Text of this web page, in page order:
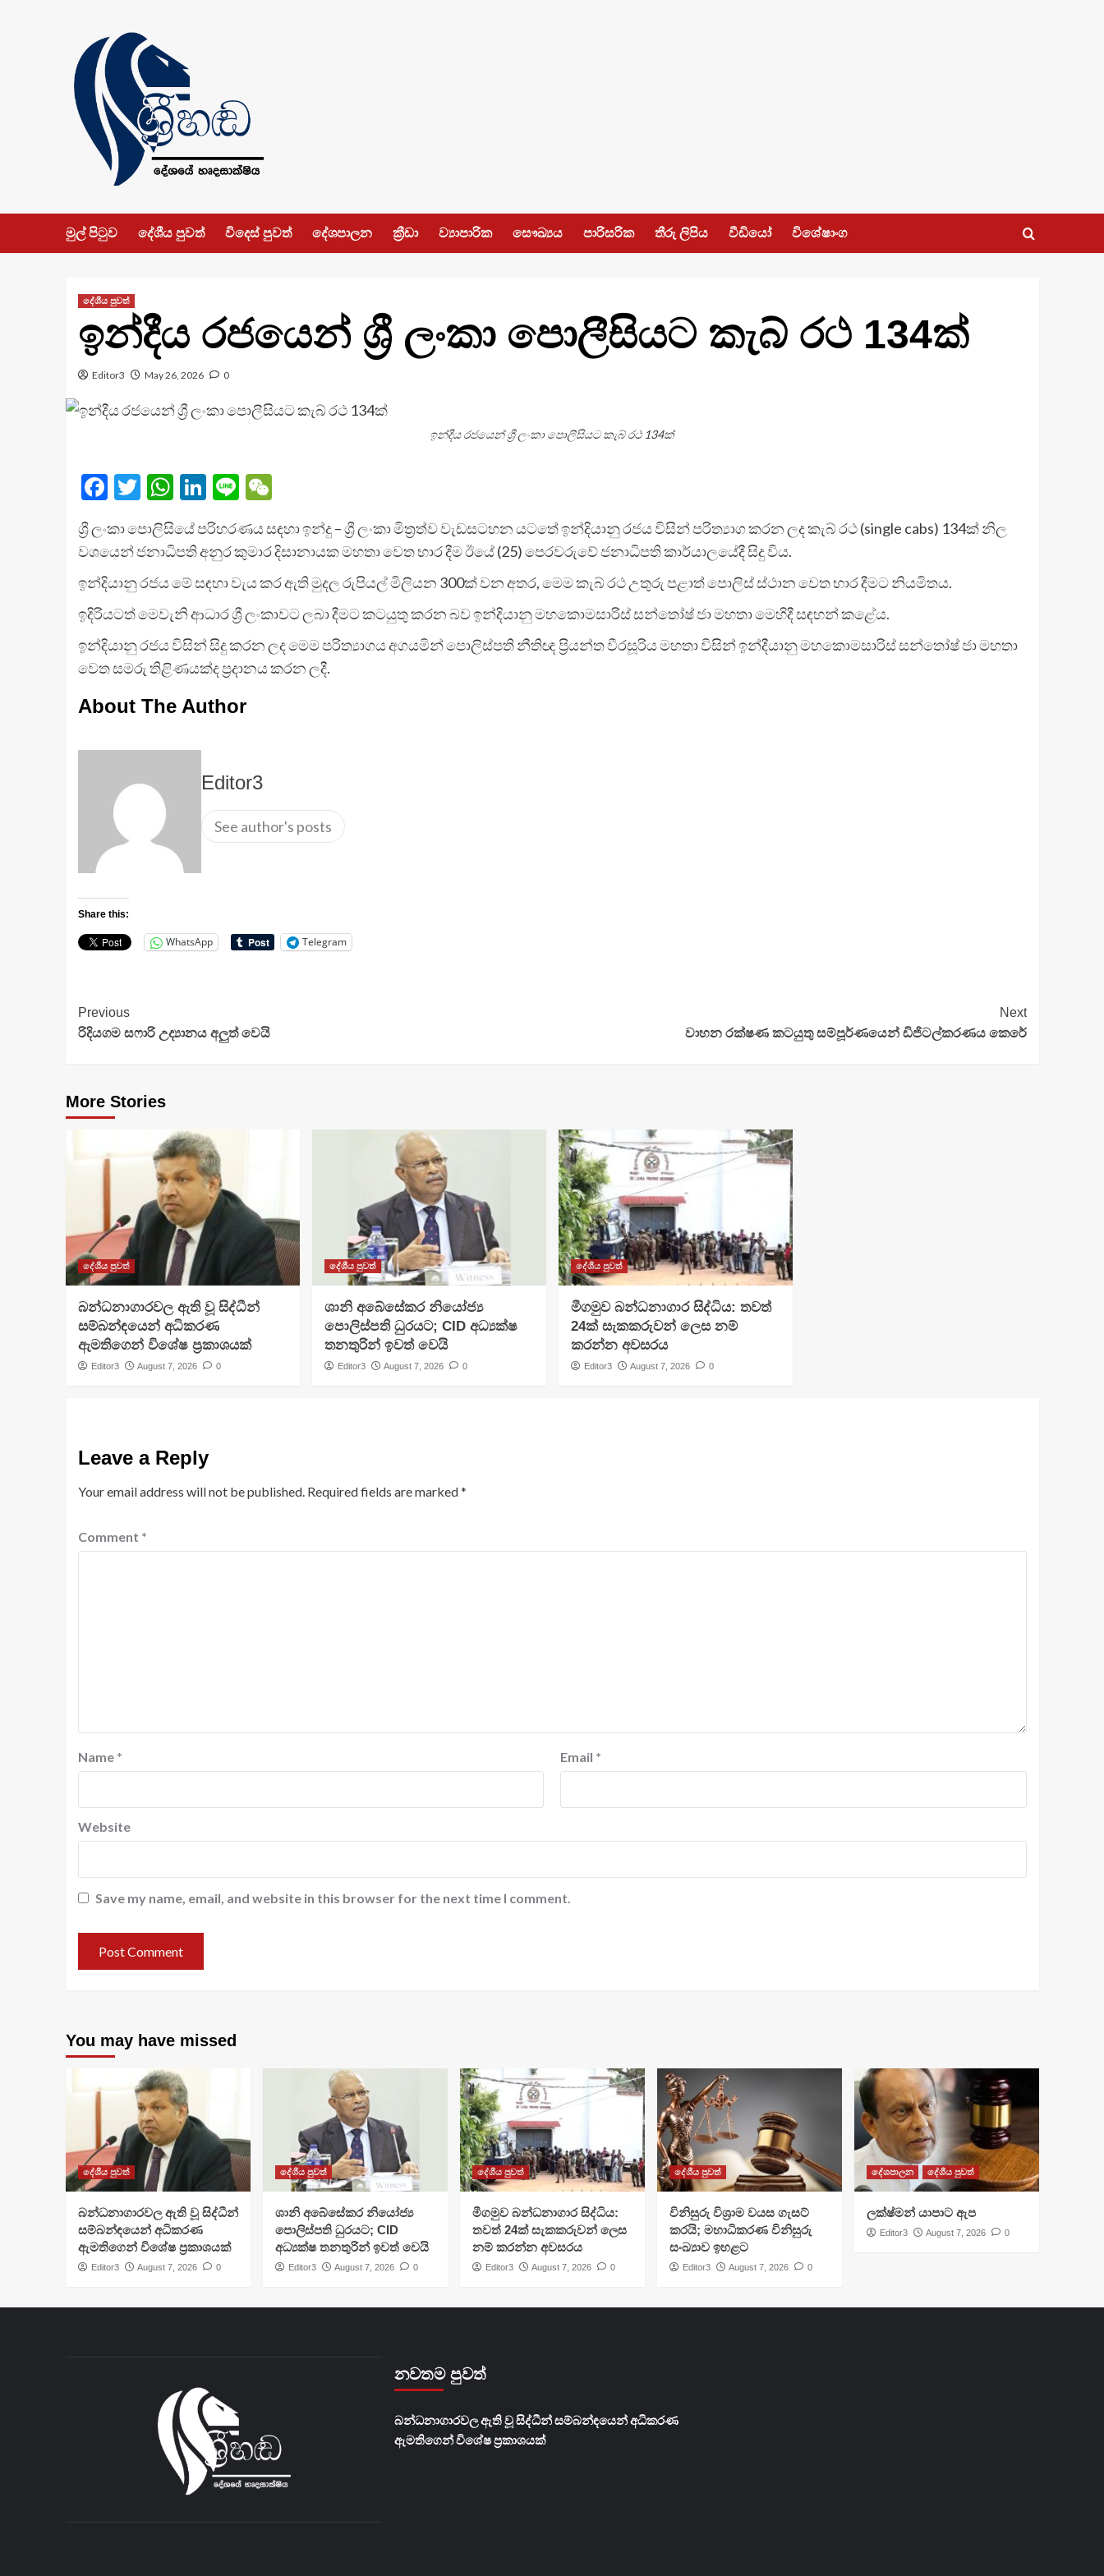
මුල් පිටුව දේශීය පුවත් විදෙස් පුවත් දේශපාලන ක්‍රීඩා ව්‍යාපාරික සෞඛ්‍යය පාරිසරික තීරු ලිපිය වීඩියෝ විශේෂාංග
දේශීය පුවත්
ඉන්දීය රජයෙන් ශ්‍රී ලංකා පොලීසියට කැබ් රථ 134ක්
Editor3 May 26, 2026 0
ඉන්දීය රජයෙන් ශ්‍රී ලංකා පොලීසියට කැබ් රථ 134ක්
Facebook
Twitter
WhatsApp
LinkedIn
LineWeChat
ශ්‍රී ලංකා පොලිසියේ පරිහරණය සඳහා ඉන්දු – ශ්‍රී ලංකා මිත්‍රත්ව වැඩසටහන යටතේ ඉන්දියානු රජය විසින් පරිත්‍යාග කරන ලද කැබ් රථ (single cabs) 134ක් නිල
වශයෙන් ජනාධිපති අනුර කුමාර දිසානායක මහතා වෙත භාර දීම ඊයේ (25) පෙරවරුවේ ජනාධිපති කාර්යාලයේදී සිදු විය.
ඉන්දියානු රජය මේ සඳහා වැය කර ඇති මුදල රුපියල් මිලියන 300ක් වන අතර, මෙම කැබ් රථ උතුරු පළාත් පොලිස් ස්ථාන වෙත භාර දීමට නියමිතය.
ඉදිරියටත් මෙවැනි ආධාර ශ්‍රී ලංකාවට ලබා දීමට කටයුතු කරන බව ඉන්දියානු මහකොමසාරිස් සන්තෝෂ් ජා මහතා මෙහිදී සඳහන් කළේය.
ඉන්දියානු රජය විසින් සිදු කරන ලද මෙම පරිත්‍යාගය අගයමින් පොලිස්පති නීතිඥ ප්‍රියන්ත වීරසූරිය මහතා විසින් ඉන්දීයානු මහකොමසාරිස් සන්තෝෂ් ජා මහතා
වෙත සමරු තිළිණයක්ද ප්‍රදානය කරන ලදී.
About The Author
Editor3
See author's posts
Share this:
WhatsApp Telegram
Continue
Reading
Previous
රිදියගම සෆාරි උද්‍යානය අලුත් වෙයි
Next
වාහන රක්ෂණ කටයුතු සම්පූර්ණයෙන් ඩිජිටල්කරණය කෙරේ
More Stories
දේශීය පුවත්
බන්ධනාගාරවල ඇති වූ සිද්ධීන්
සම්බන්ඳයෙන් අධිකරණ
ඇමතිගෙන් විශේෂ ප්‍රකාශයක්
Editor3 August 7, 2026 0
දේශීය පුවත්
ශානි අබේසේකර නියෝජ්‍ය
පොලිස්පති ධුරයට; CID අධ්‍යක්ෂ
තනතුරින් ඉවත් වෙයි
Editor3 August 7, 2026 0
දේශීය පුවත්
මීගමුව බන්ධනාගාර සිද්ධිය: තවත්
24ක් සැකකරුවන් ලෙස නම්
කරන්න අවසරය
Editor3 August 7, 2026 0
Leave a Reply
Your email address will not be published. Required fields are marked*
Comment *
Name * Email *
Website
Save my name, email, and website in this browser for the next time I comment.
You may have missed
දේශීය පුවත්
බන්ධනාගාරවල ඇති වූ සිද්ධීන්
සම්බන්ඳයෙන් අධිකරණ
ඇමතිගෙන් විශේෂ ප්‍රකාශයක්
Editor3 August 7, 2026 0
දේශීය පුවත්
ශානි අබේසේකර නියෝජ්‍ය
පොලිස්පති ධුරයට; CID
අධ්‍යක්ෂ තනතුරින් ඉවත් වෙයි
Editor3 August 7, 2026 0
දේශීය පුවත්
මීගමුව බන්ධනාගාර සිද්ධිය:
තවත් 24ක් සැකකරුවන් ලෙස
නම් කරන්න අවසරය
Editor3 August 7, 2026 0
දේශීය පුවත්
විනිසුරු විශ්‍රාම වයස ගැසට්
කරයි; මහාධිකරණ විනිසුරු
සංඛ්‍යාව ඉහළට
Editor3 August 7, 2026 0
දේශපාලන දේශීය පුවත්
ලක්ෂ්මන් යාපාට ඇප
Editor3 August 7, 2026 0
නවතම පුවත්
බන්ධනාගාරවල ඇති වූ සිද්ධීන් සම්බන්ඳයෙන් අධිකරණ
ඇමතිගෙන් විශේෂ ප්‍රකාශයක්